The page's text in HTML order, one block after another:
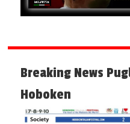
Breaking News
Hoboken